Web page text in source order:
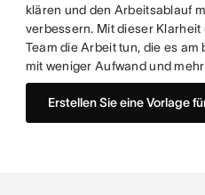
klären und den Arbeitsablauf
verbessern. Mit dieser
Team die Arbeit tun, die es
mit weniger Aufwand und
Erstellen Sie eine Vorlage